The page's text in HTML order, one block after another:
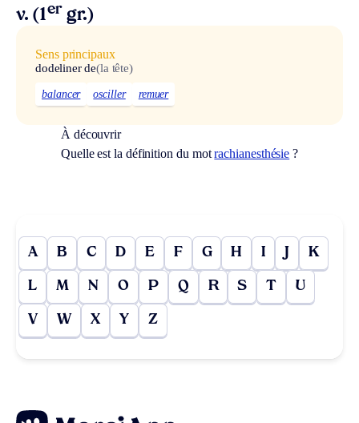
v. (1er gr.)
Sens principaux
dodeliner de(la tête)
balancer osciller remuer
À découvrir
Quelle est la définition du motrachianesthésie ?
A B C D E F G H I J K
L M N O P Q R S T U
V W X Y Z